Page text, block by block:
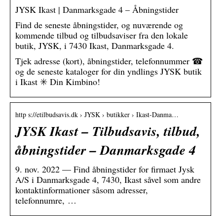
JYSK Ikast | Danmarksgade 4 – Åbningstider
Find de seneste åbningstider, og nuværende og
kommende tilbud og tilbudsaviser fra den lokale
butik, JYSK, i 7430 Ikast, Danmarksgade 4.
Tjek adresse (kort), åbningstider, telefonnummer ☎
og de seneste kataloger for din yndlings JYSK butik
i Ikast ✳️ Din Kimbino!
http s://etilbudsavis.dk › JYSK › butikker › Ikast-Danma…
JYSK Ikast – Tilbudsavis, tilbud,
åbningstider – Danmarksgade 4
9. nov. 2022 — Find åbningstider for firmaet Jysk
A/S i Danmarksgade 4, 7430, Ikast såvel som andre
kontaktinformationer såsom adresser,
telefonnumre, …